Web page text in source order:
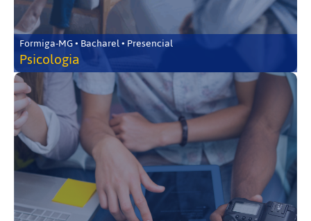
Formiga-MG • Bacharel • Presencial
Psicologia